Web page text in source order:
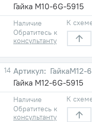
Гайка М10-6G-5915
Наличие
Обратитесь к
консультанту
К
14
ГайкаМ12-
Гайка М12-6G-5915
Наличие
Обратитесь к
консультанту
К